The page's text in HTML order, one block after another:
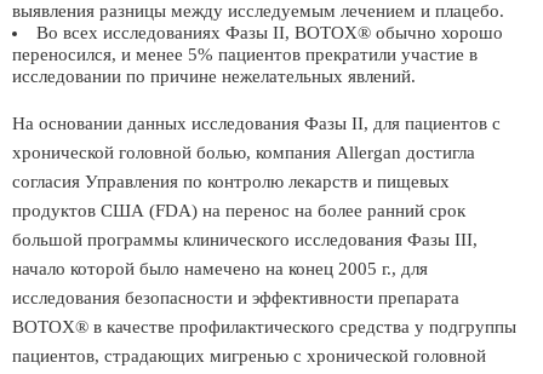
выявления разницы между исследуемым лечением и плацебо.
Во всех исследованиях Фазы II, BOTOX® обычно хорошо
переносился, и менее 5% пациентов прекратили участие в
исследовании по причине нежелательных явлений.
На основании данных исследования Фазы II, для пациентов с
хронической головной болью, компания Allergan достигла
согласия Управления по контролю лекарств и пищевых
продуктов США (FDA) на перенос на более ранний срок
большой программы клинического исследования Фазы III,
начало которой было намечено на конец 2005 г., для
исследования безопасности и эффективности препарата
BOTOX® в качестве профилактического средства у подгруппы
пациентов, страдающих мигренью с хронической головной